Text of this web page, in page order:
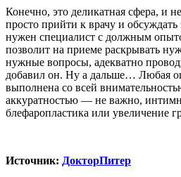
Конечно, это деликатная сфера, и
просто прийти к врачу и
нужен специалист с должным
позволит на приеме раскрывать
нужные вопросы, адекватно
добавил он. Ну а дальше… Любая
выполнена со всей
аккуратностью — не важно,
блефаропластика или увеличение
Источник: ДокторПитер